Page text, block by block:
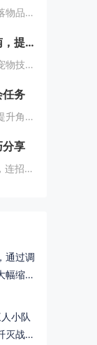
在完美世界的游戏中，稀有掉落物品是玩家追求的目标之一。这些物品通常只能通过特定的活动、副本或怪物获得，且掉落率极低。为了提高获取几率，玩家可以组队参与高难度副本，多次挑战以增加机会；参加限时活动，如节日庆典和特殊任务，这些活动往往会有额外奖...
完美世界宠物技能选择指南，提高宠物实力的技巧
在《完美世界》中，合理选择宠物技能是提升宠物实力的关键。优先考虑增强宠物基础属性的技能，如攻击、防御和生命值。根据宠物类型和定位，选择合适的主动或被动技能，如控制、辅助或输出技能。利用宠物技能书升级技能等级，以及通过宠物合成功能优化技能组合...
任务
《龙族幻想》中的帮会任务是提升角色实力和获得丰厚奖励的重要途径。要高效完成帮会任务，首先需要合理安排时间，选择高效率的任务组合，如组队完成副本或集体参与帮会活动。利用好帮会资源，如经验药水、加速道具等，可以显著提高任务完成速度。积极与帮会成...
分享
在《完美世界》的论剑PVP中，连招技巧是取胜的关键。玩家需熟练掌握角色技能的释放顺序与时机，利用控制技能打断对手的攻击节奏，同时保持自身技能的连贯性。合理利用地形和位移技能，可以有效躲避敌方攻击，创造反击机会。了解并针对不同职业的特点制定策...
通过调
幅缩短
小队
灭战任